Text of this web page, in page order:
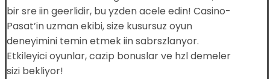
bir sre iin geerlidir, bu yzden acele edin! Casino-
Pasat’in uzman ekibi, size kusursuz oyun
deneyimini temin etmek iin sabrszlanyor.
Etkileyici oyunlar, cazip bonuslar ve hzl demeler
sizi bekliyor!